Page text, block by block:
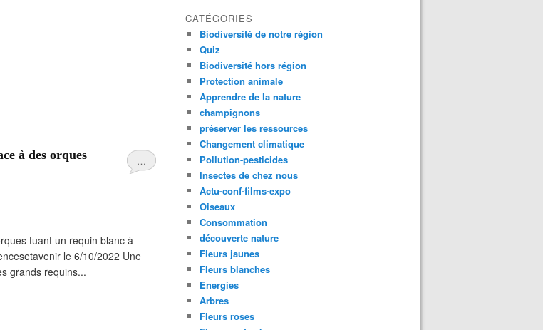
…
à des orques
tuant un requin blanc à
le 6/10/2022 Une
grands requins...
CATÉGORIES
Biodiversité de notre région
Quiz
Biodiversité hors région
Protection animale
Apprendre de la nature
champignons
préserver les ressources
Changement climatique
Pollution-pesticides
Insectes de chez nous
Actu-conf-films-expo
Oiseaux
Consommation
découverte nature
Fleurs jaunes
Fleurs blanches
Energies
Arbres
Fleurs roses